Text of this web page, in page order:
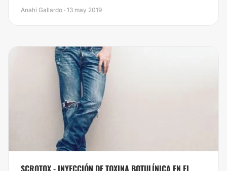
Anahí Gallardo · 13 may 2019
SCROTOX - INYECCIÓN DE TOXINA BOTULÍNICA EN EL